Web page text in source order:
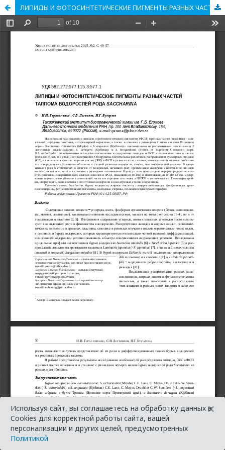
ЛИПИДЫ И ФОТОСИНТЕТИЧЕСКИЕ ПИГМЕНТЫ РАЗНЫХ ЧАСТЕЙ ТАЛЛОМА ВОДОРОСЛЕЙ РОДА SACCHARINA
Используя сайт, вы соглашаетесь на обработку данных в
Cookies для корректной работы сайта, вашей
персонализации и других целей, предусмотренных
Политикой
×